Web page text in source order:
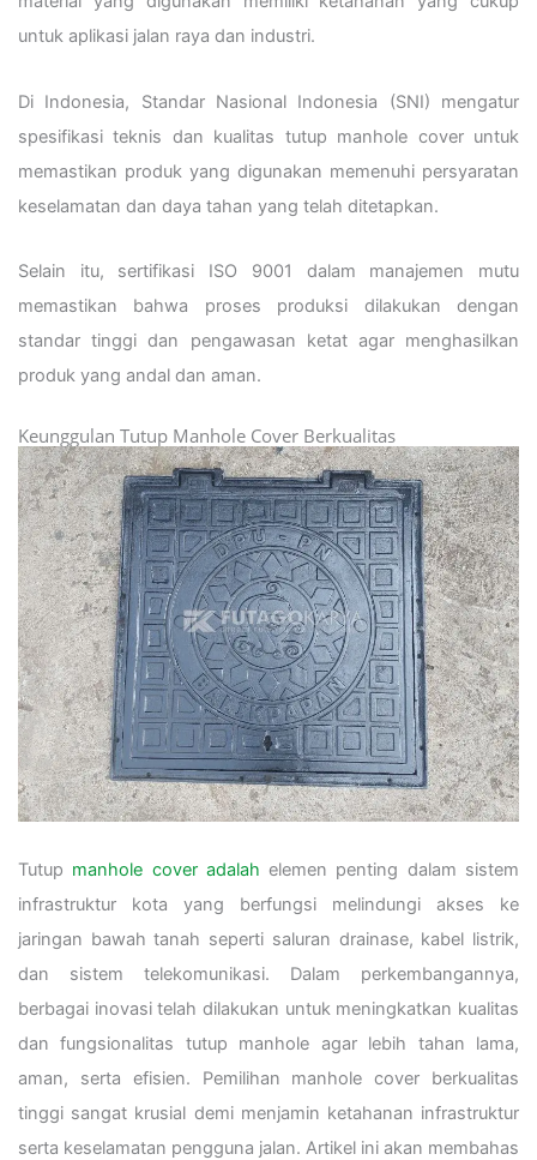
untuk aplikasi jalan raya dan industri.
Di Indonesia, Standar Nasional Indonesia (SNI) mengatur
spesifikasi teknis dan kualitas tutup manhole cover untuk
memastikan produk yang digunakan memenuhi persyaratan
keselamatan dan daya tahan yang telah ditetapkan.
Selain itu, sertifikasi ISO 9001 dalam manajemen mutu
memastikan bahwa proses produksi dilakukan dengan
standar tinggi dan pengawasan ketat agar menghasilkan
produk yang andal dan aman.
Keunggulan Tutup Manhole Cover Berkualitas
Tutup manhole cover adalah elemen penting dalam sistem
infrastruktur kota yang berfungsi melindungi akses ke
jaringan bawah tanah seperti saluran drainase, kabel listrik,
dan sistem telekomunikasi. Dalam perkembangannya,
berbagai inovasi telah dilakukan untuk meningkatkan kualitas
dan fungsionalitas tutup manhole agar lebih tahan lama,
aman, serta efisien. Pemilihan manhole cover berkualitas
tinggi sangat krusial demi menjamin ketahanan infrastruktur
serta keselamatan pengguna jalan. Artikel ini akan membahas